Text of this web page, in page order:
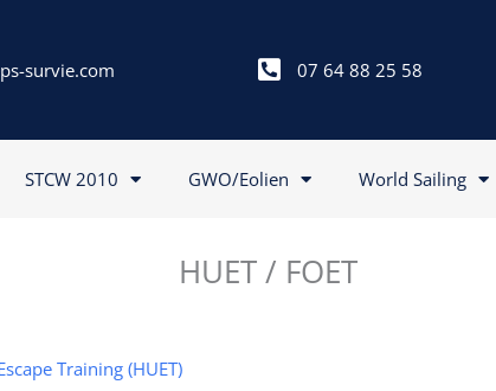
survie.com 07 64 88 25 58
STCW 2010 GWO/Eolien World Sailing
HUET / FOET
Training (HUET)